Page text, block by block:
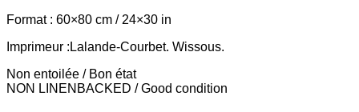
Format : 60×80 cm / 24×30 in
Imprimeur :Lalande-Courbet. Wissous.
Non entoilée / Bon état
NON LINENBACKED / Good condition